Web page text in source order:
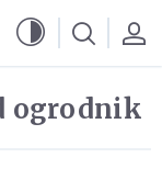
ogrodnik